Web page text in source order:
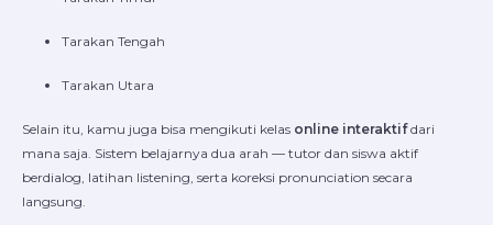
Tarakan Tengah
Tarakan Utara
Selain itu, kamu juga bisa mengikuti kelas online interaktifdari
mana saja. Sistem belajarnya dua arah — tutor dan siswa aktif
berdialog, latihan listening, serta koreksi pronunciation secara
langsung.